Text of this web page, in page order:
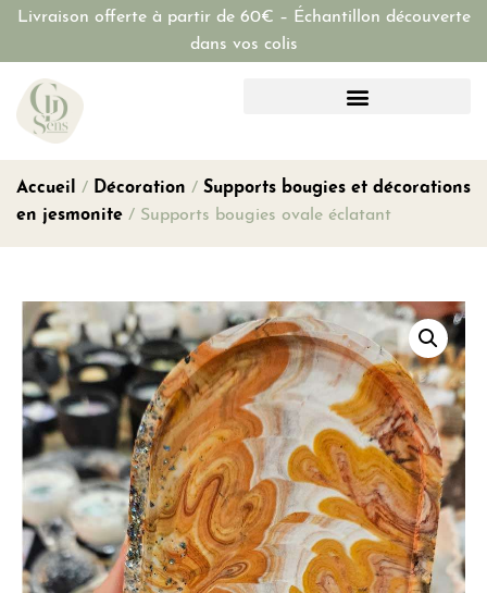
Livraison offerte à partir de 60€ – Échantillon découverte
dans vos colis
Accueil / Décoration / Supports bougies et décorations
en jesmonite / Supports bougies ovale éclatant